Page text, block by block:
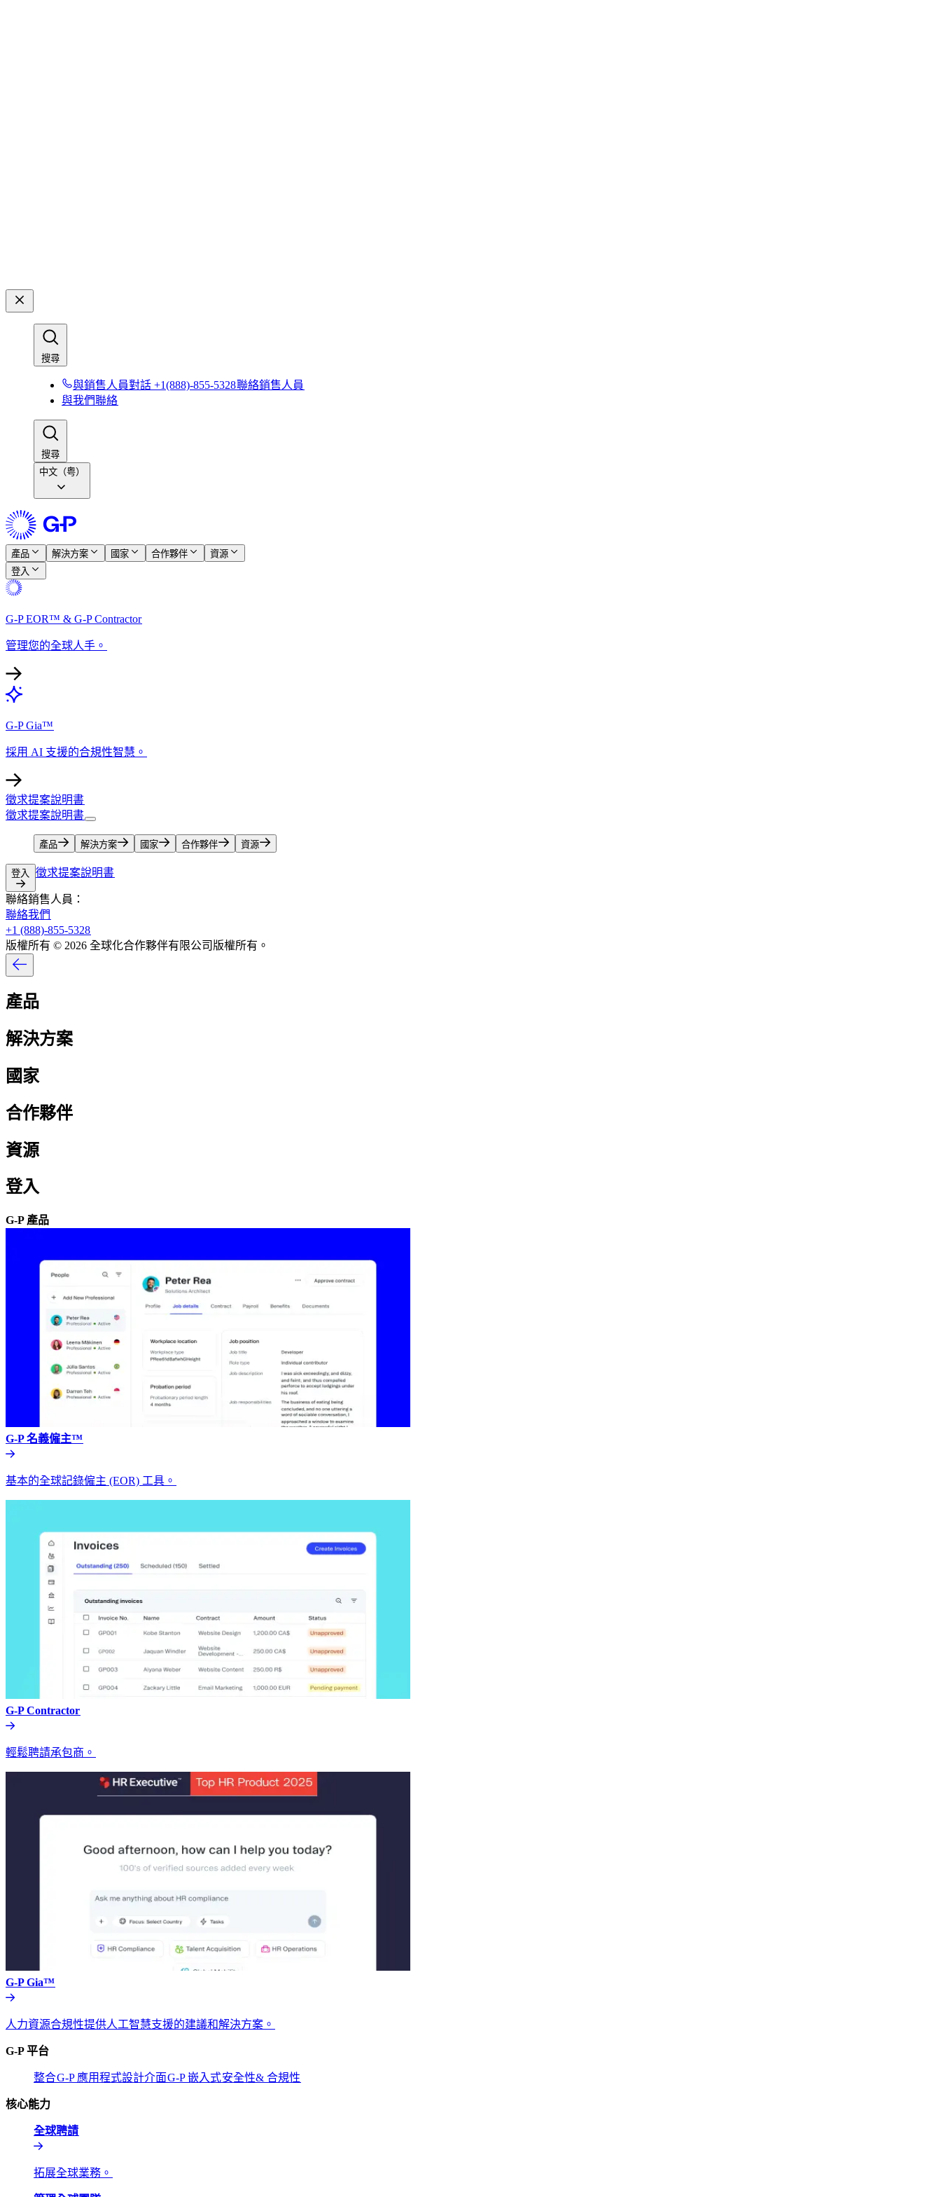
搜尋​​
與銷售人員對話 +1(888)-855-5328​​聯絡銷售人員​​
與我們聯絡​​
搜尋​​
中文（粤）
產品​​ 解決方案​​ 國家​​ 合作夥伴​​
資源​​
登入​​
G-P EOR™ & G-P Contractor​​
管理您的全球人手。​​
G-P Gia™​​
採用 AI 支援的合規性智慧。​​
徵求提案說明書​​
徵求提案說明書​​
產品​​ 解決方案​​ 國家​​ 合作夥伴​​ 資源​​
登入​​ 徵求提案說明書​​
聯絡銷售人員：​​
聯絡我們​​
+1 (888)-855-5328​​
版權所有 © 2026 全球化合作夥伴有限公司版權所有。​​
產品​​
解決方案​​
國家​​
合作夥伴​​
資源​​
登入​​
G-P 產品​​
G-P 名義僱主™​​
基本的全球記錄僱主 (EOR) 工具。​​
G-P Contractor​​
輕鬆聘請承包商。​​
G-P Gia™​​
人力資源合規性提供人工智慧支援的建議和解決方案。​​
G-P 平台​​
整合​​G-P 應用程式設計介面​​G-P 嵌入式​​安全性& 合規性​​
核心能力​​
全球聘請​​
拓展全球業務。​​